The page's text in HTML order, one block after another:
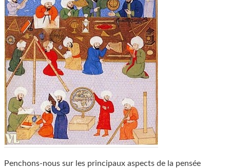
Penchons-nous sur les principaux aspects de la pensée